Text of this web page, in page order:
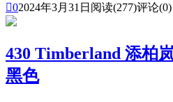
02024年3月31日 阅读(277)评论(0)
430 Timberland 添柏
黑色